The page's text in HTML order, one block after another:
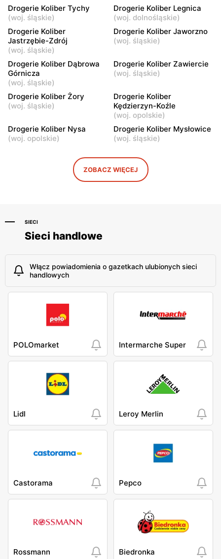
Drogerie Koliber
Proszowice, ul. Krakowska
2
Drogerie Koliber
Koszęcin, ul. Sobieskiego
12C
Drogerie Koliber
Kalety, ul. 1 Maja 14 Olkusz, ul. Krakowska 8
Drogerie Koliber
Bolesław, ul. Główna 46
Dąbrowa Górnicza, ul.
Kasprzaka 46
Kraków, ul. Senatorska 11
Drogerie Koliber
Jaworzno al. Tysiąclecia 3
Drogerie Koliber Tychy
(woj. śląskie)
Drogerie Koliber Legnica
(woj. dolnośląskie)
Drogerie Koliber
Jastrzębie-Zdrój
(woj. śląskie)
Drogerie Koliber Jaworzno
(woj. śląskie)
Drogerie Koliber Dąbrowa
Górnicza
(woj. śląskie)
Drogerie Koliber Zawiercie
(woj. śląskie)
Drogerie Koliber Żory
(woj. śląskie)
Drogerie Koliber
Kędzierzyn-Koźle
(woj. opolskie)
Drogerie Koliber Nysa
(woj. opolskie)
Drogerie Koliber Mysłowice
(woj. śląskie)
ZOBACZ WIĘCEJ
SIECI
Sieci handlowe
Włącz powiadomienia o gazetkach ulubionych sieci
handlowych
POLOmarket Intermarche Super
Lidl Leroy Merlin
Castorama Pepco
Rossmann Biedronka